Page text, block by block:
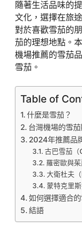
隨著生活品味的
文化，選擇在旅
對於喜歡雪茄的
茄的理想地點。
機場推薦的雪茄
雪茄。
Table of
什麼是雪茄？
台灣機場的雪
2024年推薦品
古巴雪茄（
羅密歐與
大衛杜夫
蒙特克里
如何選擇適合的
結語